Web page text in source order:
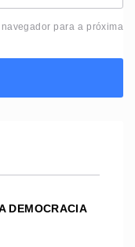
para a próxima
DEMOCRACIA